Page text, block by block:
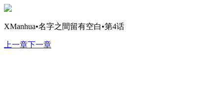
XManhua•名字之間留有空白•第4话
上一章下一章